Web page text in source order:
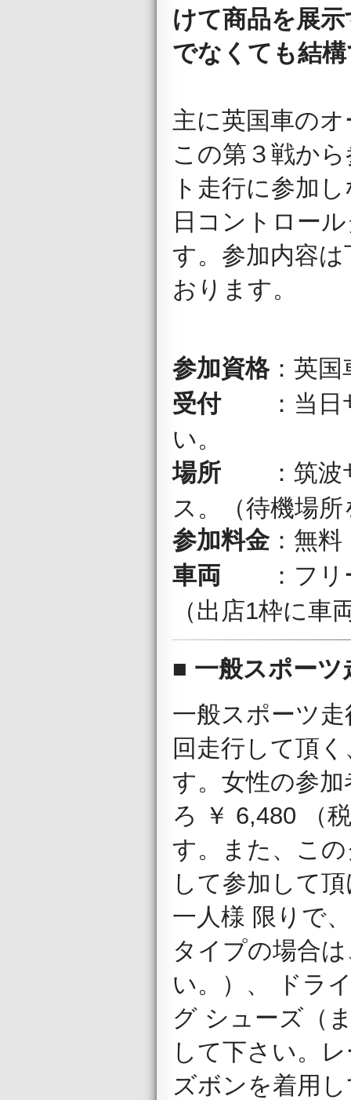
けて商品を展
でなくても結
主に英国車の
この第３戦か
ト走行に参加
日コントロー
す。参加内容
おります。
参加資格： 英国
受付
： 当
い。
場所
： 筑波
ス。（待機場
参加料金：無料
車両
： フ
（出店1枠に車
■ 一般スポーツ
一般スポーツ
回走行して頂
す。女性の参
ろ ￥ 6,480 （
す。また、こ
して参加して
一人様 限りで
タイプの場合
い。）、 ドラ
グ シューズ（
して下さい。
ズボンを着用